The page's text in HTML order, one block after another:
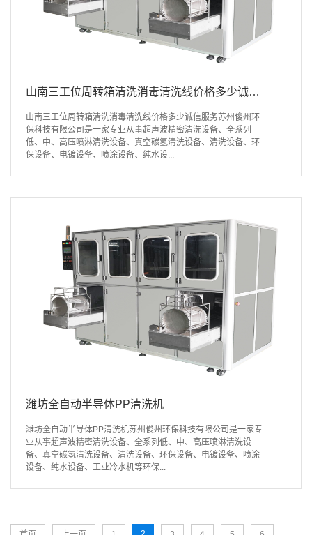
山南三工位周转箱清洗消毒清洗线价格多少诚信服务
山南三工位周转箱清洗消毒清洗线价格多少诚信服务苏州俊州环
保科技有限公司是一家专业从事超声波精密清洗设备、全系列
低、中、高压喷淋清洗设备、真空碳氢清洗设备、清洗设备、环
保设备、电镀设备、喷涂设备、纯水设...
潍坊全自动半导体PP清洗机
潍坊全自动半导体PP清洗机苏州俊州环保科技有限公司是一家专
业从事超声波精密清洗设备、全系列低、中、高压喷淋清洗设
备、真空碳氢清洗设备、清洗设备、环保设备、电镀设备、喷涂
设备、纯水设备、工业冷水机等环保...